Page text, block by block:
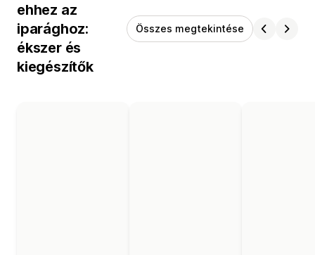
ehhez az
iparághoz:
ékszer és
kiegészítők
Összes megtekintése